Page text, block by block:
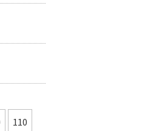
110